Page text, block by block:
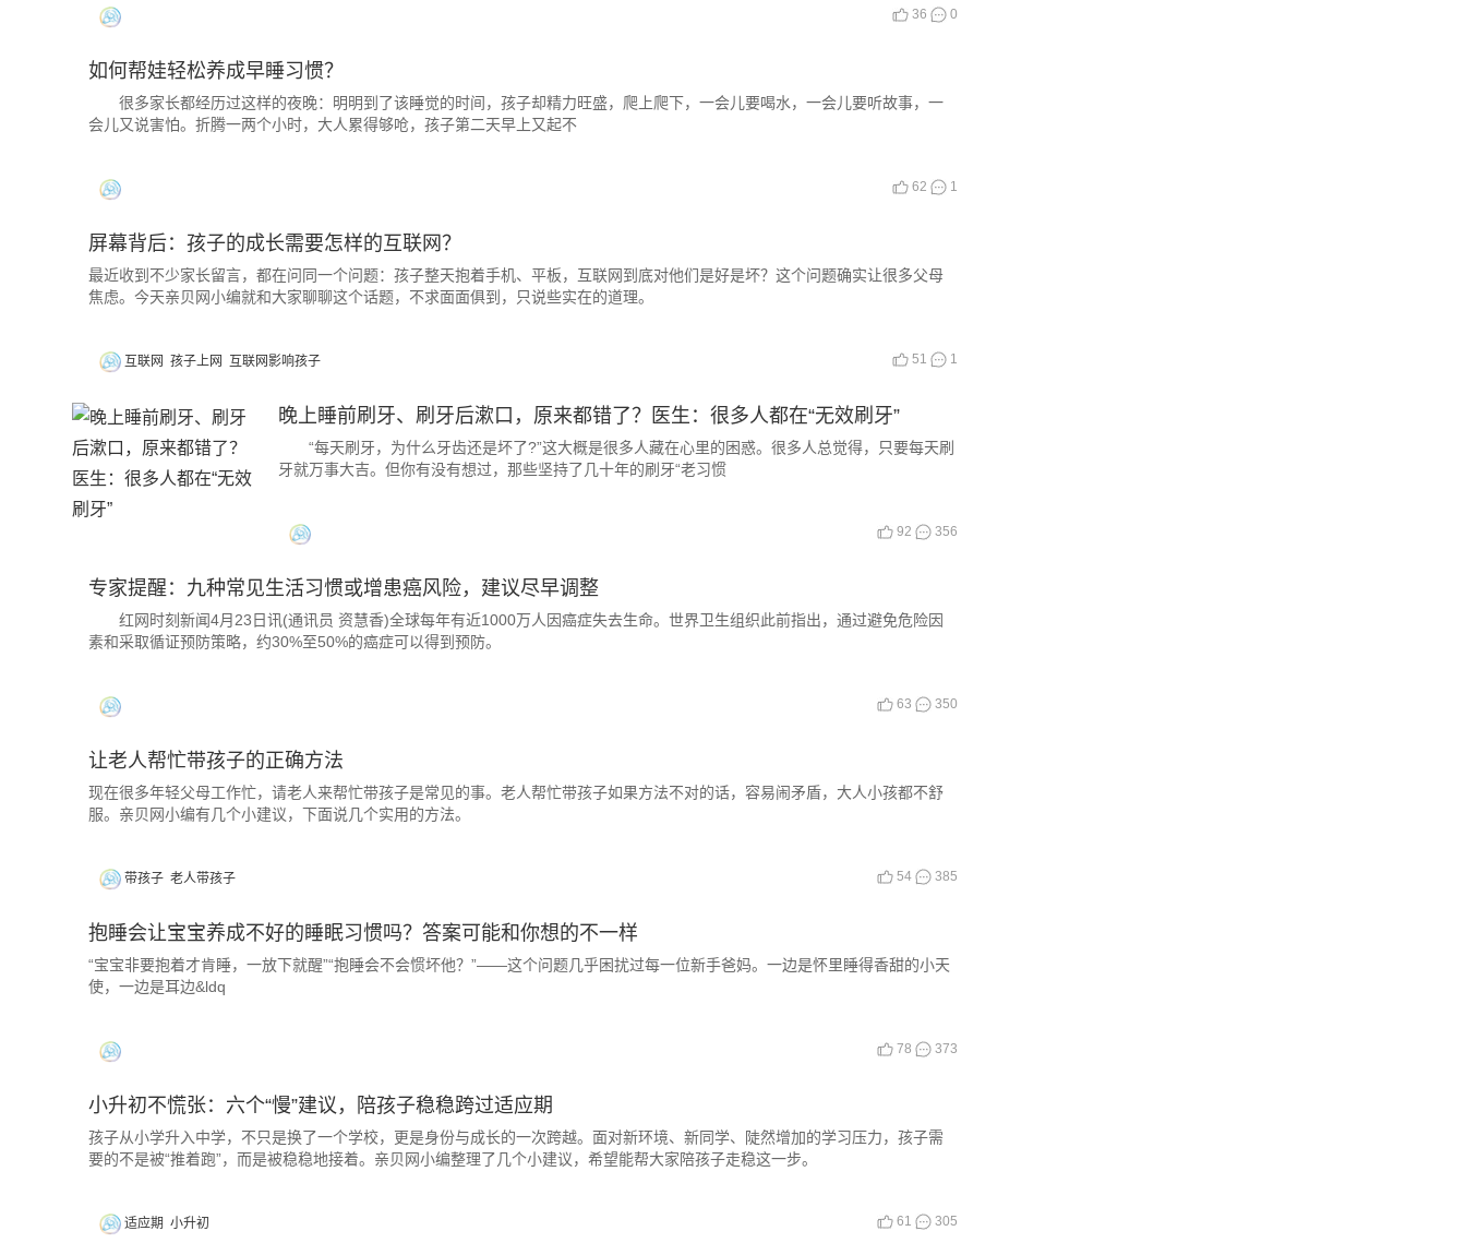
36 0
如何帮娃轻松养成早睡习惯？
很多家长都经历过这样的夜晚：明明到了该睡觉的时间，孩子却精力旺盛，爬上爬下，一会儿要喝水，一会儿要听故事，一
会儿又说害怕。折腾一两个小时，大人累得够呛，孩子第二天早上又起不
62 1
屏幕背后：孩子的成长需要怎样的互联网？
最近收到不少家长留言，都在问同一个问题：孩子整天抱着手机、平板，互联网到底对他们是好是坏？这个问题确实让很多父母
焦虑。今天亲贝网小编就和大家聊聊这个话题，不求面面俱到，只说些实在的道理。
互联网 孩子上网 互联网影响孩子 51 1
晚上睡前刷牙、刷牙后漱口，原来都错了？医生：很多人都在“无效刷牙”
“每天刷牙，为什么牙齿还是坏了?”这大概是很多人藏在心里的困惑。很多人总觉得，只要每天刷
牙就万事大吉。但你有没有想过，那些坚持了几十年的刷牙“老习惯
92 356
专家提醒：九种常见生活习惯或增患癌风险，建议尽早调整
红网时刻新闻4月23日讯(通讯员 资慧香)全球每年有近1000万人因癌症失去生命。世界卫生组织此前指出，通过避免危险因
素和采取循证预防策略，约30%至50%的癌症可以得到预防。
63 350
让老人帮忙带孩子的正确方法
现在很多年轻父母工作忙，请老人来帮忙带孩子是常见的事。老人帮忙带孩子如果方法不对的话，容易闹矛盾，大人小孩都不舒
服。亲贝网小编有几个小建议，下面说几个实用的方法。
带孩子 老人带孩子 54 385
抱睡会让宝宝养成不好的睡眠习惯吗？答案可能和你想的不一样
“宝宝非要抱着才肯睡，一放下就醒”“抱睡会不会惯坏他？”——这个问题几乎困扰过每一位新手爸妈。一边是怀里睡得香甜的小天
使，一边是耳边&ldq
78 373
小升初不慌张：六个“慢”建议，陪孩子稳稳跨过适应期
孩子从小学升入中学，不只是换了一个学校，更是身份与成长的一次跨越。面对新环境、新同学、陡然增加的学习压力，孩子需
要的不是被“推着跑”，而是被稳稳地接着。亲贝网小编整理了几个小建议，希望能帮大家陪孩子走稳这一步。
适应期 小升初 61 305